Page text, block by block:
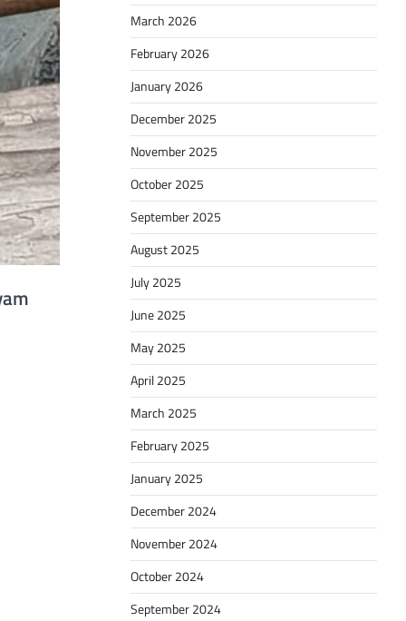
March 2026
February 2026
January 2026
December 2025
November 2025
October 2025
September 2025
August 2025
July 2025
June 2025
May 2025
April 2025
March 2025
February 2025
January 2025
December 2024
November 2024
October 2024
September 2024